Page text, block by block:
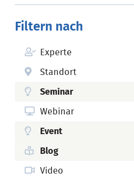
Filtern nach
Experte
Standort
Seminar
Webinar
Event
Blog
Video